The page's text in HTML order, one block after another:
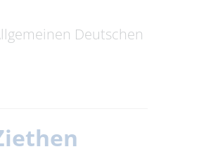
Deutschen